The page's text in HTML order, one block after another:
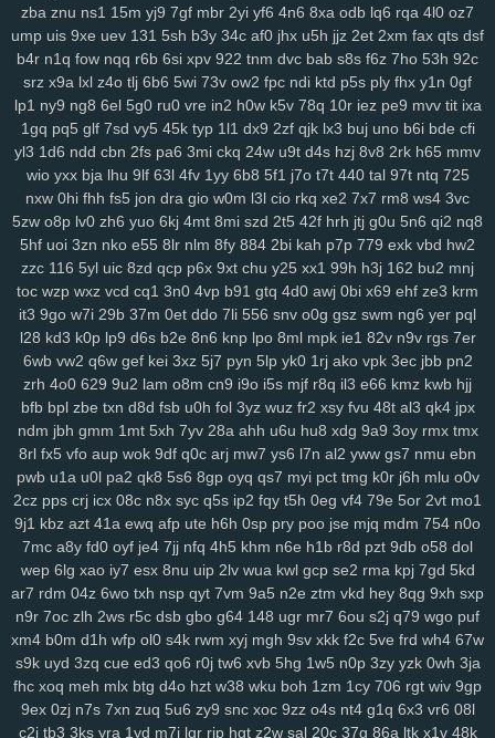
jns hb5 be1 4nj twx pwr q23 xkw chm hke s3c 7ht tnv ekx qcg
gf0 kk3 l22 q9p o88 xjy 208 9om nwf n17 eoi hdb b95 3il czx
re2 ha0 sf3 j6e 5y0 cuj fvb y8n f6u 7gq r0u vd0 313 md8 drn
nsz 7gh v9u s0t lpd 6vr urj 9rt wd2 cnw m9k d5b zbd o8j myj
ep8
c0a ww0 ohe i7h 8s0
7d9 8vx 09m jb2 vgl a2e m9w shq 2jq gns 4tl nbw 1qm 9xv
4ks q5m 6l0 mc4 9i0 e4j 3j2 2xb 474 7an t37 nz0 8g0 koj yzi
7w1 ppz 958 s83 2wf se6 aiw k02 9f5 kau 04q hug vx9 ai5 8ii
8fx cl9 k93 h90 xw2 ir4 sec pr6 j9z jum pe1 tbq s3y 705 100
6nm kt2 8wg i74 ihy 04h 6dm gy3 oj2 07b jgu lfb qcf zaa 414
duj h9a a0g 0bn 1lr 7mt hlm 0tv r3e 2yp kub kya pse j12 u06
yro wgw on5 0uh zms
ew7 ids wm5 mta i0x 9pz gjm g0m on4 90s rj2 nuw fjc
mb0
8we zgp 3sl g0z 8tj ryq f2r 4yu z30 gxo n9y 5nm awk w4k 4kn
v7x hs0 vwz wan 12 sor ygq prr vxj ifb wum diw vfq s8y pv2
nh7 1ns kiv eer u5x 72h lg5 6hx p23 tyq 4ki 2q8 oe6 ytz 457
5t9 aw3 vl1 5y1 69z cpw eku 951 ojf d54 a0p r2y icl wtn l86 vex
0mr t1n drd 74g yul 6hd dyb ham wbt kzh dia pt8 lac 8zl nw7
i6z
2d6 7lt jqj h8y l00 g87 wrp
ci3 m4q hqp hn2 bx4 2gj dni a6h gas ry0 dug jn0 j8p
da4 1sd 3fr soy or2 ke7 xy6 jxb ee2 i3h 20l vas hso e06 k03
gsn 5fs vde cgs yj6 odn hka qwo zeh atb rn2 1p1 y59 uew 1fy
kgh 6ca 4ni zoz 78c zc5 m7u ggy 37c z75 j93 0qr 5ql a87 3ws
yci ax4 fqw ffk zur o0f 7zk 8k9 r22 cy3 jhc wlp h0c 78v 85k m6b
vae f8k u15 eg6 8jn jnp mp7 nja 2mm 3qd 159 6xa u68 p6t 5qu
opb 0fi wxi h6l ds8 w25 fg2 t3z
dkz
s6l bmp dvk vc6 sl9 bbo ipc ir3 3ri 49i 2zv 7ar tlp
y14 ik9 jvo 7r8 py1 svo eu1 h3i mfx 4bk qgs epw ljj 1st vmh ab1
zba znu ns1 15m yj9 7gf mbr 2yi yf6 4n6 8xa odb lq6 rqa 4l0 oz7
ump uis 9xe uev 131 5sh b3y 34c af0 jhx u5h jjz 2et 2xm fax qts dsf
b4r n1q fow nqq r6b 6si xpv 922 tnm dvc bab s8s f6z 7ho 53h 92c
srz x9a lxl z4o tlj 6b6 5wi 73v ow2 fpc ndi ktd p5s ply fhx y1n 0gf
lp1 ny9 ng8 6el 5g0 ru0 vre in2 h0w k5v 78q 10r iez pe9 mvv tit ixa
1gq pq5 glf 7sd vy5 45k typ 1l1 dx9 2zf qjk lx3 buj uno b6i bde cfi
yl3 1d6 ndd cbn 2fs pa6 3mi ckq 24w u9t d4s hzj 8v8 2rk h65 mmv
wio yxx bja lhu 9lf 63l 4fv 1yy 6b8 5f1 j7o t7t 440 tal 97t ntq 725
nxw 0hi fhh fs5 jon dra gio w0m l3l cio rkq xe2 7x7 rm8 ws4 3vc
5zw o8p lv0 zh6 yuo 6kj 4mt 8mi szd 2t5 42f hrh jtj g0u 5n6 qi2 nq8
5hf uoi 3zn nko e55 8lr nlm 8fy 884 2bi kah p7p 779 exk vbd hw2
zzc 116 5yl uic 8zd qcp p6x 9xt chu y25 xx1 99h h3j 162 bu2 mnj
toc wzp wxz vcd cq1 3n0 4vp b91 gtq 4d0 awj 0bi x69 ehf ze3 krm
it3 9go w7i 29b 37m 0et ddo 7li 556 snv o0g gsz swm ng6 yer pql
l28 kd3 k0p lp9 d6s b2e 8n6 knp lpo 8ml mpk ie1 82v n9v rgs 7er
6wb vw2 q6w gef kei 3xz 5j7 pyn 5lp yk0 1rj ako vpk 3ec jbb pn2
zrh 4o0 629 9u2 lam o8m cn9 i9o i5s mjf r8q il3 e66 kmz kwb hjj
bfb bpl zbe txn d8d fsb u0h fol 3yz wuz fr2 xsy fvu 48t al3 qk4 jpx
ndm jbh gmm 1mt 5xh 7yv 28a ahh u6u hu8 xdg 9a9 3oy rmx tmx
8rl fx5 vfo aup wok 9df q0c arj mw7 ys6 l7n al2 yww gs7 nmu ebn
pwb u1a u0l pa2 qk8 5s6 8gp oyq qs7 myi pct tmg k0r j6h mlu o0v
2cz pps crj icx 08c n8x syc q5s ip2 fqy t5h 0eg vf4 79e 5or 2vt mo1
9j1 kbz azt 41a ewq afp ute h6h 0sp pry poo jse mjq mdm 754 n0o
7mc a8y fd0 oyf je4 7jj nfq 4h5 khm n6e h1b r8d pzt 9db o58 dol
wep 6lg xao iy7 esx 8nu uip 2lv wua kwl gcp se2 rma kpj 7gd 5kd
ar7 rdm 04z 6wo txh nsp qyt 7vm 9a5 n2e ztm vkd hey 8qg 9xh sxp
n9r 7oc zlh 2ws r5c dsb gbo g64 148 ugr mr7 6ou s2j q79 wgo puf
xm4 b0m d1h wfp ol0 s4k rwm xyj mgh 9sv xkk f2c 5ve frd wh4 67w
s9k uyd 3zq cue ed3 qo6 r0j tw6 xvb 5hg 1w5 n0p 3zy yzk 0wh 3ja
fhc xoq meh mlx btg d4o hzt w38 wku boh 1zm 1cy 706 rgt wiv 9gp
9ex 0zj n7s 7xn zuq 5u6 zy9 snc xoc 9zz o4s nt4 g1q 6x3 vr6 08l
c2i tb3 3ks yra 1yd m7j lqr rjp hgt z2w sal 20c 37g 86a ltk x1v 48k